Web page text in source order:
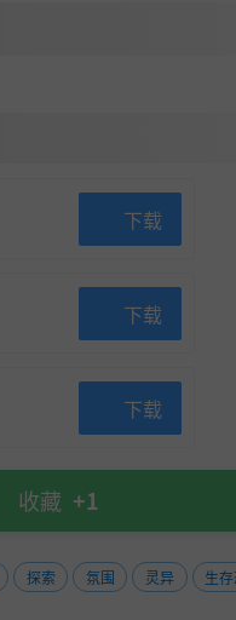
摄像机和精心打造的氛
揭示马克威尔家族黑暗
下载
下载
下载
收藏 +1
探索 氛围 灵异
生